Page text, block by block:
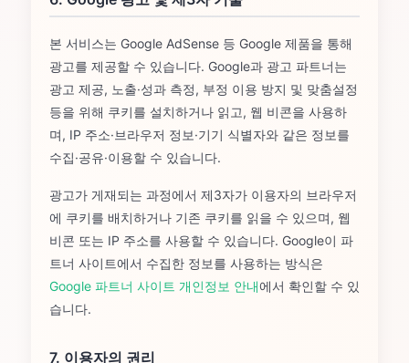
본 서비스는 Google AdSense 등 Google 제품을 통해
광고를 제공할 수 있습니다. Google과 광고 파트너는
광고 제공, 노출·성과 측정, 부정 이용 방지 및 맞춤설정
등을 위해 쿠키를 설치하거나 읽고, 웹 비콘을 사용하
며, IP 주소·브라우저 정보·기기 식별자와 같은 정보를
수집·공유·이용할 수 있습니다.
광고가 게재되는 과정에서 제3자가 이용자의 브라우저
에 쿠키를 배치하거나 기존 쿠키를 읽을 수 있으며, 웹
비콘 또는 IP 주소를 사용할 수 있습니다. Google이 파
트너 사이트에서 수집한 정보를 사용하는 방식은
Google 파트너 사이트 개인정보 안내에서 확인할 수 있
습니다.
7. 이용자의 권리